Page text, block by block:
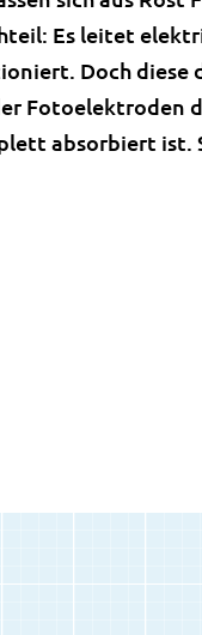
Es leitet
Doch diese
Fotoelektroden
absorbiert